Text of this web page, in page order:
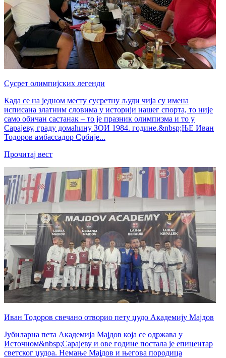
Сусрет олимпијских легенди
Када се на једном месту сусретну људи чија су имена
исписана златним словима у историји нашег спорта, то није
само обичан састанак – то је празник олимпизма и то у
Сарајеву, граду домаћину ЗОИ 1984. године.&nbsp;ЊЕ Иван
Тодоров амбассадор Србије...
Прочитај вест
Иван Тодоров свечано отворио пету џудо Академију Мајдов
Јубиларна пета Академија Мајдов која се одржава у
Источном&nbsp;Сарајеву и ове године постала је епицентар
светског џудоа. Немање Мајдов и његова породица